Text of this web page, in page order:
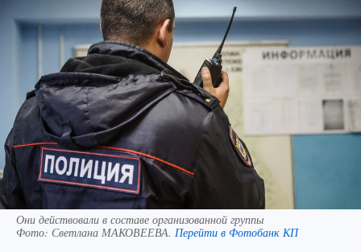
Они действовали в составе организованной группы
Фото: Светлана МАКОВЕЕВА. Перейти в Фотобанк КП